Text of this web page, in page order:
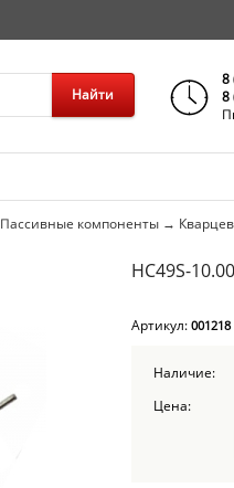
Найти
8
8
Пассивные компоненты →
HC49S-
Артикул: 001218
Наличие:
Цена: